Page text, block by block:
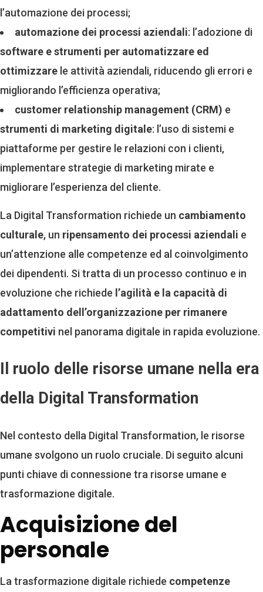
l’automazione dei processi;
automazione dei processi aziendali: l’adozione di
software e strumenti per automatizzare ed
ottimizzare le attività aziendali, riducendo gli errori e
migliorando l’efficienza operativa;
customer relationship management (CRM) e
strumenti di marketing digitale: l’uso di sistemi e
piattaforme per gestire le relazioni con i clienti,
implementare strategie di marketing mirate e
migliorare l’esperienza del cliente.
La Digital Transformation richiede un cambiamento
culturale, un ripensamento dei processi aziendali e
un’attenzione alle competenze ed al coinvolgimento
dei dipendenti. Si tratta di un processo continuo e in
evoluzione che richiede l’agilità e la capacità di
adattamento dell’organizzazione per rimanere
competitivi nel panorama digitale in rapida evoluzione.
Il ruolo delle risorse umane nella era
della Digital Transformation
Nel contesto della Digital Transformation, le risorse
umane svolgono un ruolo cruciale. Di seguito alcuni
punti chiave di connessione tra risorse umane e
trasformazione digitale.
Acquisizione del
personale
La trasformazione digitale richiede competenze